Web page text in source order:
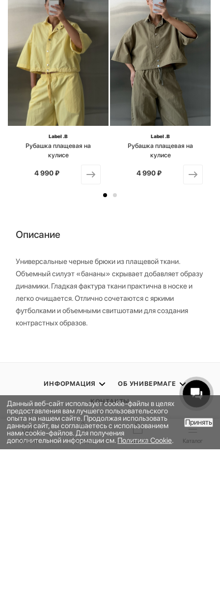
В КОРЗИНУ
Label .B
Рубашка плащевая на
кулисе
от
4 990 ₽
Label .B
Рубашка плащевая на
кулисе
от
4 990 ₽
Описание
Универсальные черные брюки из плащевой ткани.
Объемный силуэт «бананы» скрывает добавляет образу
динамики. Гладкая фактура ткани практична в носке и
легко очищается. Отлично сочетаются с яркими
футболками и объемными свитшотами для создания
контрастных образов.
ИНФОРМАЦИЯ ОБ УНИВЕРМАГЕ
КОНТАКТЫ
ПОДПИСАТЬСЯ НА РАССЫЛКУ
Данный веб-сайт использует cookie-файлы в целях
предоставления вам лучшего пользовательского
опыта на нашем сайте. Продолжая использовать
данный сайт, вы соглашаетесь с использованием
нами cookie-файлов. Для получения
дополнительной информации см. Политика Cookie.
Принять
Главная Бренды Корзина Каталог